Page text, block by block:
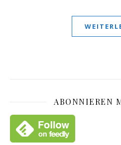
ABONNIEREN